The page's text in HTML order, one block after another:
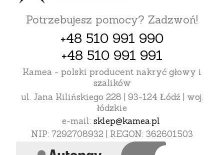
Potrzebujesz pomocy? Zadzwoń!
+48 510 991 990
+48 510 991 991
Kamea - polski producent nakryć głowy i
szalików
ul. Jana Kilińskiego 228 | 93-124 Łódź | woj.
łódzkie
e-mail: sklep@kamea.pl
NIP: 7292708932 | REGON: 362601503